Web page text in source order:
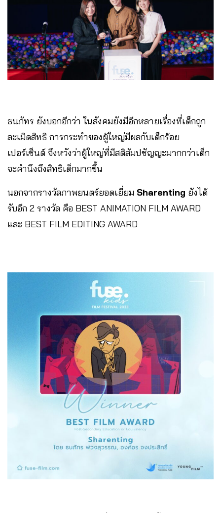
ธนภัทร ยังบอกอีกว่า ในสังคมยังมีอีกหลายเรื่องที่เด็กถูก
ละเมิดสิทธิ การกระทำของผู้ใหญ่มีผลกับเด็กร้อย
เปอร์เซ็นต์ จึงหวังว่าผู้ใหญ่ที่มีสติสัมปชัญญะมากกว่าเด็ก
จะคำนึงถึงสิทธิเด็กมากขึ้น
นอกจากรางวัลภาพยนตร์ยอดเยี่ยม Sharenting ยังได้
รับอีก 2 รางวัล คือ BEST ANIMATION FILM AWARD
และ BEST FILM EDITING AWARD